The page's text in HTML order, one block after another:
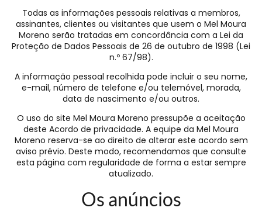
Todas as informações pessoais relativas a membros,
assinantes, clientes ou visitantes que usem o Mel Moura
Moreno serão tratadas em concordância com a Lei da
Proteção de Dados Pessoais de 26 de outubro de 1998 (Lei
n.º 67/98).
A informação pessoal recolhida pode incluir o seu nome,
e-mail, número de telefone e/ou telemóvel, morada,
data de nascimento e/ou outros.
O uso do site Mel Moura Moreno pressupõe a aceitação
deste Acordo de privacidade. A equipe da Mel Moura
Moreno reserva-se ao direito de alterar este acordo sem
aviso prévio. Deste modo, recomendamos que consulte
esta página com regularidade de forma a estar sempre
atualizado.
Os anúncios